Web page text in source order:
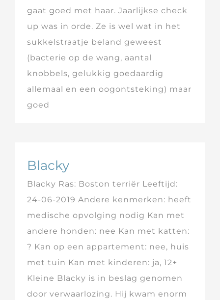
gaat goed met haar. Jaarlijkse check
up was in orde. Ze is wel wat in het
sukkelstraatje beland geweest
(bacterie op de wang, aantal
knobbels, gelukkig goedaardig
allemaal en een oogontsteking) maar
goed
Blacky
Blacky Ras: Boston terriër Leeftijd:
24-06-2019 Andere kenmerken: heeft
medische opvolging nodig Kan met
andere honden: nee Kan met katten:
? Kan op een appartement: nee, huis
met tuin Kan met kinderen: ja, 12+
Kleine Blacky is in beslag genomen
door verwaarlozing. Hij kwam enorm